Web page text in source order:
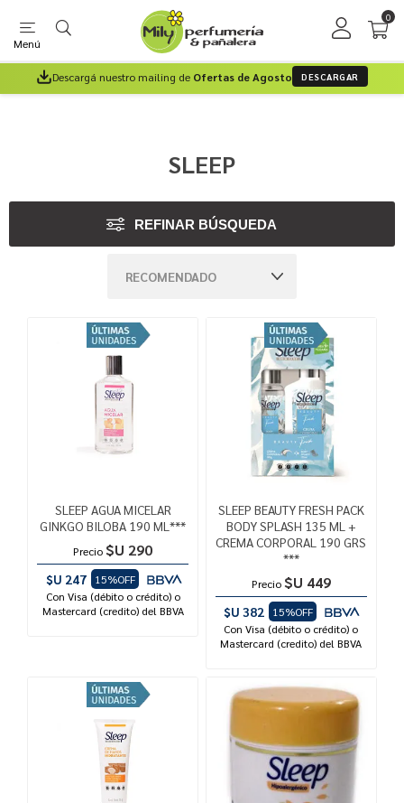
Menú
0
Descargá nuestro mailing de Ofertas de Agosto DESCARGAR
SLEEP
REFINAR BÚSQUEDA
SLEEP AGUA MICELAR
GINKGO BILOBA 190 ML***
Precio $U 290
$U 247
15%OFF
Con Visa (débito o crédito) o
Mastercard (credito) del BBVA
SLEEP BEAUTY FRESH PACK
BODY SPLASH 135 ML +
CREMA CORPORAL 190 GRS
***
Precio $U 449
$U 382
15%OFF
Con Visa (débito o crédito) o
Mastercard (credito) del BBVA